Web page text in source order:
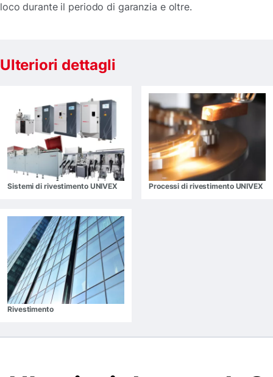
loco durante il periodo di garanzia e oltre.
Ulteriori dettagli
Sistemi di rivestimento UNIVEX Processi di rivestimento UNIVEX
Rivestimento